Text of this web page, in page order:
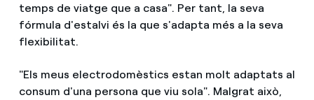
temps de viatge que a casa". Per tant, la seva
fórmula d'estalvi és la que s'adapta més a la seva
flexibilitat.
"Els meus electrodomèstics estan molt adaptats al
consum d'una persona que viu sola". Malgrat això,